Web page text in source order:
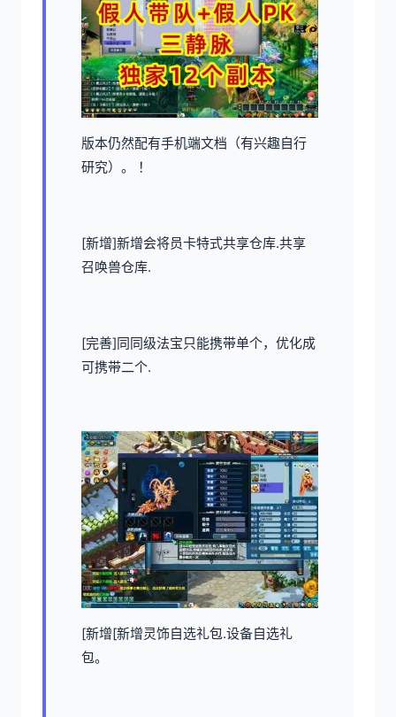
版本仍然配有手机端文档（有兴趣自行
研究）。 ！
[新增]新增会将员卡特式共享仓库.共享
召唤兽仓库.
[完善]同同级法宝只能携带单个，优化成
可携带二个.
[新增[新增灵饰自选礼包.设备自选礼
包。